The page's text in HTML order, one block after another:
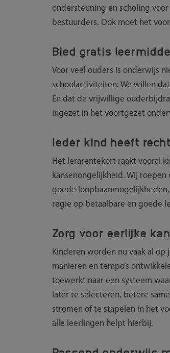
ondersteuning en scholing
bestuurders. Ook moet het
Bied gratis
Voor veel ouders is onderwijs
schoolactiviteiten. We willen
En dat de vrijwillige
ingezet in het voortgezet
Ieder kind heeft
Het lerarentekort raakt vooral
kansenongelijkheid. Wij
goede
regie op betaalbare en goede
Zorg voor eerlijke
Kinderen worden nu vaak al
manieren en tempo’s
toewerkt naar een systeem
later te selecteren, betere
stromen of te stapelen in het
alle leerlingen helpt hierbij.